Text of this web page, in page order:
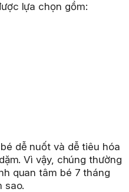
lựa chọn gồm:
dễ nuốt và dễ tiêu hóa
Vì vậy, chúng thường
quan tâm bé 7 tháng
sao.